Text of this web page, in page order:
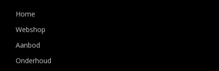
Home
Webshop
Aanbod
Onderhoud